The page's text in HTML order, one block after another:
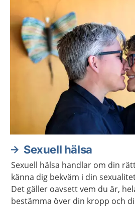
Sexuell hälsa
Sexuell hälsa handlar om din
känna dig bekväm i din
Det gäller oavsett vem du är,
bestämma över din kropp och